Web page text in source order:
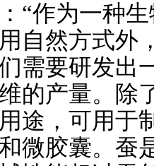
作为一种生
自然方式外
需要研发出
的产量。除
途，可用于
微胶囊。蚕